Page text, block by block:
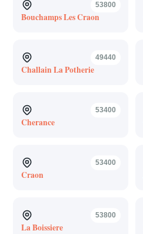
53800
Bouchamps Les Craon
49440
Challain La Potherie
53400
Cherance
53400
Craon
53800
La Boissiere